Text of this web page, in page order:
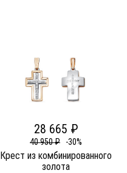
28 665 ₽
40 950 ₽ -30%
Крест из комбинированного
золота